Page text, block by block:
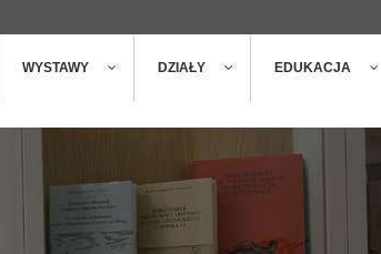
WYSTAWY DZIAŁY EDUKACJA